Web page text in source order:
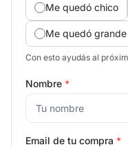
Me quedó chico
Me quedó grande
Con esto ayudás al
Nombre *
Email de tu compra *